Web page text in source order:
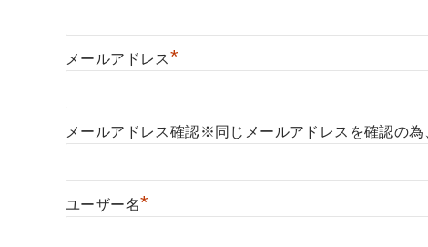
メールアドレス*
メールアドレス確認※同じメールアドレスを確認の為
ユーザー名*